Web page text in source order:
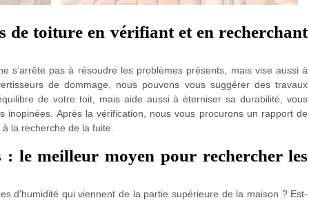
de toiture en vérifiant et en recherchant
s’arrête pas à résoudre les problèmes présents, mais vise aussi à
de dommage, nous pouvons vous suggérer des travaux
de votre toit, mais aide aussi à éterniser sa durabilité, vous
inopinées. Après la vérification, nous vous procurons un rapport de
la recherche de la fuite.
: le meilleur moyen pour rechercher les
d'humidité qui viennent de la partie supérieure de la maison ? Est-